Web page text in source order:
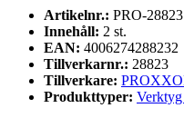
Artikelnr.: PRO-28823
Innehåll: 2 st.
EAN: 4006274288232
Tillverkarnr.: 28823
Tillverkare:
Produkttyper: